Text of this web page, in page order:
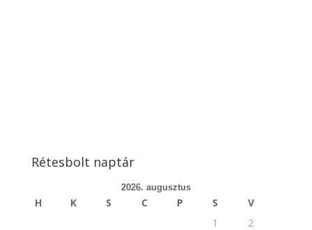
Rétesbolt naptár
2026. augusztus
H K S C P S
V
1
2